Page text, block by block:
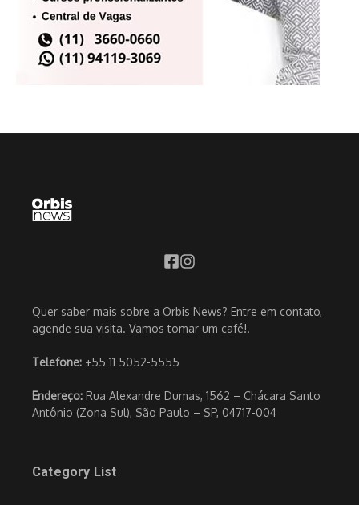
Quer saber mais sobre a Orbis News? Entre em contato,
agende sua visita. Vamos tomar um café!.
Telefone: +55 11 5052-5555
Endereço: Rua Alexandre Dumas, 1562 – Chácara Santo
Antônio (Zona Sul), São Paulo – SP, 04717-004
Category List